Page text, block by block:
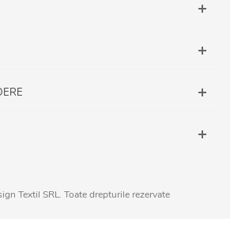
Textil SRL. Toate drepturile rezervate